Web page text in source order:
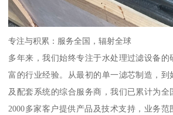
专注与积累：服务全国，辐射全球
多年来，我们始终专注于水处理过滤设备
富的行业经验。从最初的单一滤芯制造，到
及配套系统的综合服务商，我们已累计为全
2000多家客户提供产品及技术支持，业务范